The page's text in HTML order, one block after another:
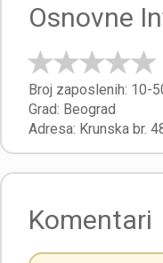
Osnovne
Broj zaposlenih: 10-
Grad: Beograd
Adresa: Krunska br.
Komentari